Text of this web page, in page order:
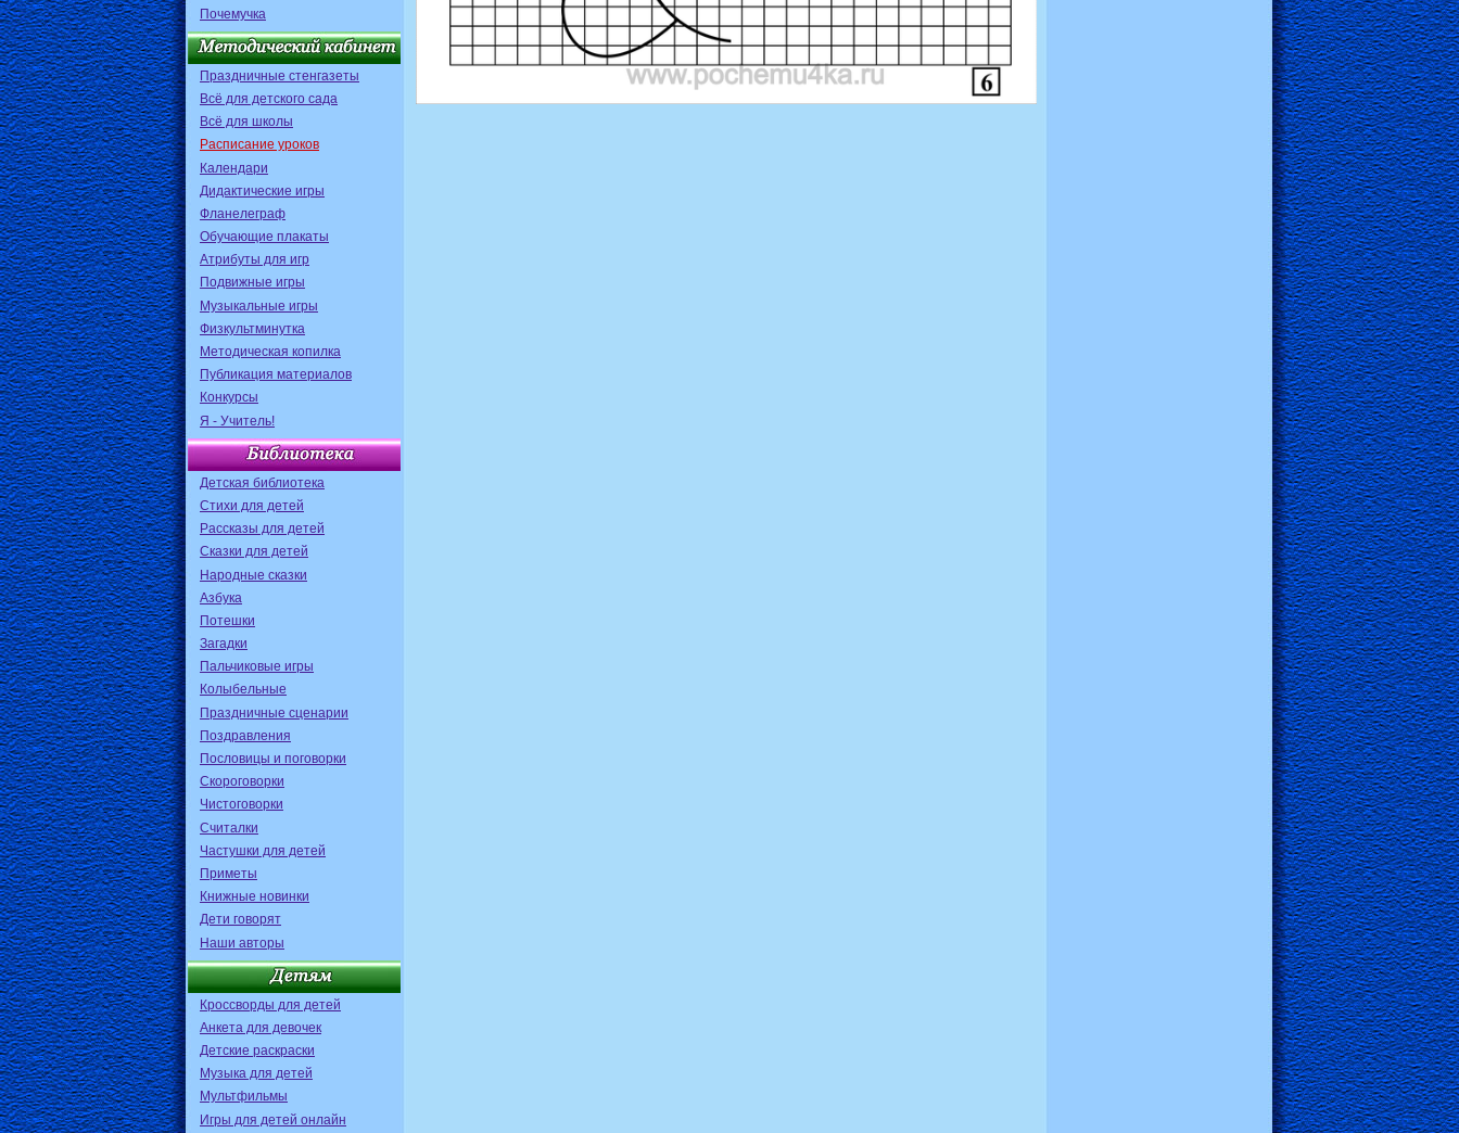
Почемучка
Праздничные стенгазеты
Всё для детского сада
Всё для школы
Расписание уроков
Календари
Дидактические игры
Фланелеграф
Обучающие плакаты
Атрибуты для игр
Подвижные игры
Музыкальные игры
Физкультминутка
Методическая копилка
Публикация материалов
Конкурсы
Я - Учитель!
Детская библиотека
Стихи для детей
Рассказы для детей
Сказки для детей
Народные сказки
Азбука
Потешки
Загадки
Пальчиковые игры
Колыбельные
Праздничные сценарии
Поздравления
Пословицы и поговорки
Скороговорки
Чистоговорки
Считалки
Частушки для детей
Приметы
Книжные новинки
Дети говорят
Наши авторы
Кроссворды для детей
Анкета для девочек
Детские раскраски
Музыка для детей
Мультфильмы
Игры для детей онлайн